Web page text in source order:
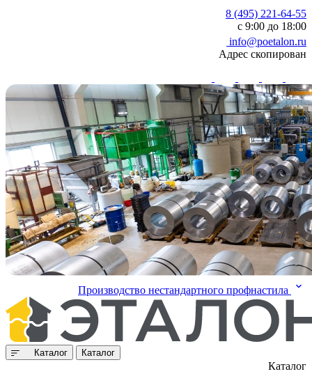
8 (495) 221-64-55
с 9:00 до 18:00
info@poetalon.ru
Адрес скопирован
Производство нестандартного профнастила
Каталог Каталог
Каталог